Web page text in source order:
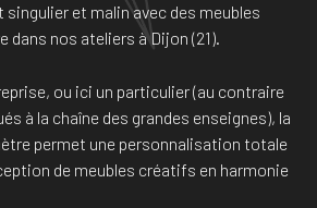
singulier et malin avec des meubles
dans nos ateliers à Dijon (21).
ou ici un particulier (au contraire
à la chaîne des grandes enseignes), la
permet une personnalisation totale
de meubles créatifs en harmonie